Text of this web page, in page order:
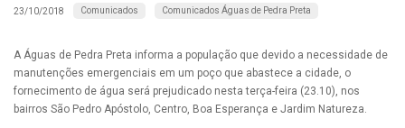
23/10/2018 Comunicados Comunicados Águas de Pedra Preta
A Águas de Pedra Preta informa a população que devido a necessidade de
manutenções emergenciais em um poço que abastece a cidade, o
fornecimento de água será prejudicado nesta terça-feira (23.10), nos
bairros São Pedro Apóstolo, Centro, Boa Esperança e Jardim Natureza.